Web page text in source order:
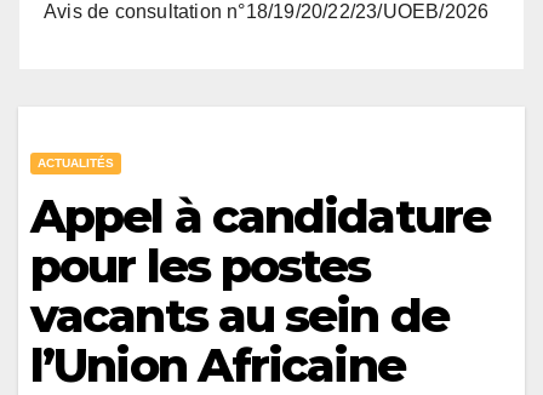
Avis de consultation n°18/19/20/22/23/UOEB/2026
ACTUALITÉS
Appel à candidature
pour les postes
vacants au sein de
l’Union Africaine